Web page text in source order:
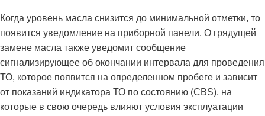
Когда уровень масла снизится до минимальной отметки, то
появится уведомление на приборной панели. О грядущей
замене масла также уведомит сообщение
сигнализирующее об окончании интервала для проведения
ТО, которое появится на определенном пробеге и зависит
от показаний индикатора ТО по состоянию (CBS), на
которые в свою очередь влияют условия эксплуатации